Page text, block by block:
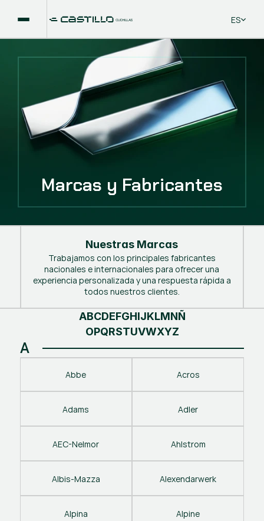
Select
ES
Nuestras Marcas
Trabajamos con los principales fabricantes
nacionales e internacionales para ofrecer una
experiencia personalizada y una respuesta rápida a
todos nuestros clientes.
A
Abbe Acros
Adams Adler
AEC-Nelmor Ahlstrom
Albis-Mazza Alexendarwerk
Alpina Alpine
ABCDEFGHIJKLMNÑ
OPQRSTUVWXYZ
Marcas y Fabricantes